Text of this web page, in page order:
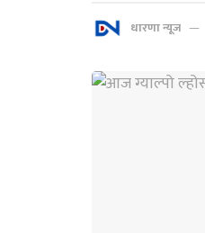
धारणा न्यूज